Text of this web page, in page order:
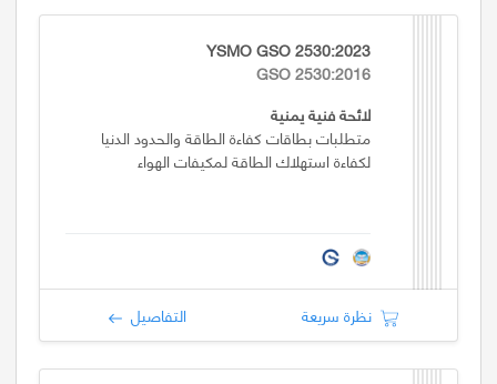
YSMO GSO 2530:2023
GSO 2530:2016
لائحة فنية يمنية
متطلبات بطاقات كفاءة الطاقة والحدود الدنيا
لكفاءة استهلاك الطاقة لمكيفات الهواء
نظرة سريعة التفاصيل